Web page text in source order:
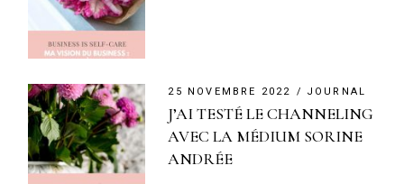
25 NOVEMBRE 2022 JOURNAL
J’AI TESTÉ LE CHANNELING
AVEC LA MÉDIUM SORINE
ANDRÉE